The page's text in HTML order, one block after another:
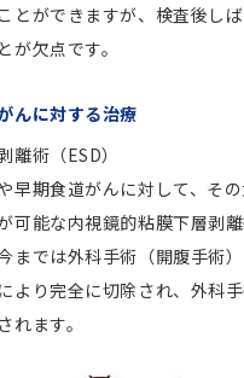
とができますが、検査後し
が欠点です。
んに対する治療
離術（ESD）
早期食道がんに対して、そ
可能な内視鏡的粘膜下層剥
までは外科手術（開腹手術
より完全に切除され、外科
れます。